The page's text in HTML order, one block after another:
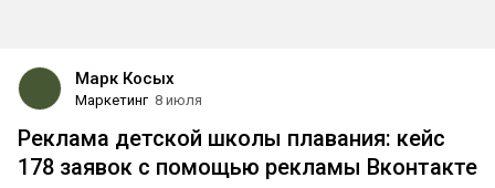
Марк Косых
Маркетинг 8 июля
Реклама детской школы плавания: кейс
178 заявок с помощью рекламы Вконтакте